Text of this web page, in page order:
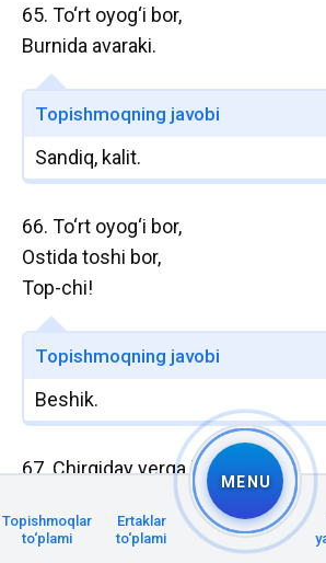
65. To‘rt oyog‘i bor,
Burnida avaraki.
Topishmoqning javobi
Sandiq, kalit.
66. To‘rt oyog‘i bor,
Ostida toshi bor,
Top-chi!
Topishmoqning javobi
Beshik.
67. Chirgiday yerga kun tegmas.
Topishmoqning javobi
Topishmoqlar
to‘plami
Ertaklar
to‘plami
MENU